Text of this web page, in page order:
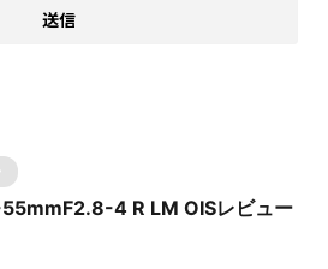
4 R LM OISレビュー